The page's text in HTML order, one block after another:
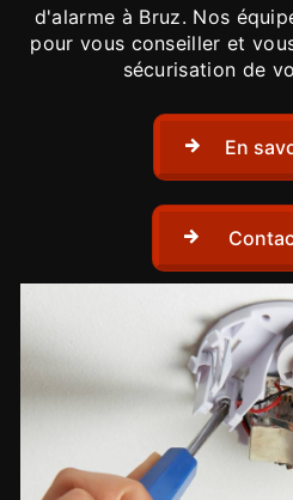
d'alarme à Bruz. Nos
pour vous conseiller et
sécurisation de
En